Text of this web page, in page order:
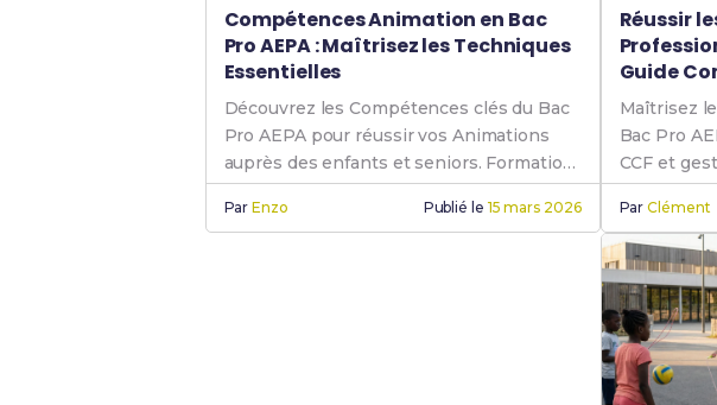
Compétences Animation en Bac
Pro AEPA : Maîtrisez les Techniques
Essentielles
Découvrez les Compétences clés du Bac
Pro AEPA pour réussir vos Animations
auprès des enfants et seniors. Formation,
techniques et débouchés.
ParEnzo Publié le 15 mars 2026
Réussir
Guide
Maîtrisez
Bac Pro
CCF et
complète.
ParClément